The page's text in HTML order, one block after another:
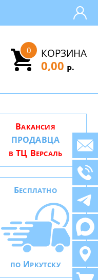
КОРЗИНА
0
0,00 Р.
ВАКАНСИЯ
ПРОДАВЦА
В ТЦ ВЕРСАЛЬ
БЕСПЛАТНО
ПО ИРКУТСКУ